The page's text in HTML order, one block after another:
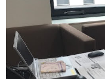
で
働
く
リ
ア
ル
を